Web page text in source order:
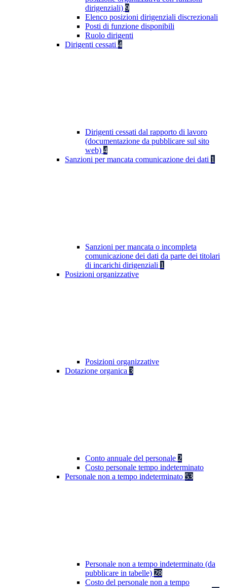
dirigenziali) 9
Elenco posizioni dirigenziali discrezionali
Posti di funzione disponibili
Ruolo dirigenti
Dirigenti cessati 4
Dirigenti cessati dal rapporto di lavoro
(documentazione da pubblicare sul sito
web) 4
Sanzioni per mancata comunicazione dei dati 1
Sanzioni per mancata o incompleta
comunicazione dei dati da parte dei titolari
di incarichi dirigenziali 1
Posizioni organizzative
Posizioni organizzative
Dotazione organica 3
Conto annuale del personale 2
Costo personale tempo indeterminato
Personale non a tempo indeterminato 53
Personale non a tempo indeterminato (da
pubblicare in tabelle) 28
Costo del personale non a tempo